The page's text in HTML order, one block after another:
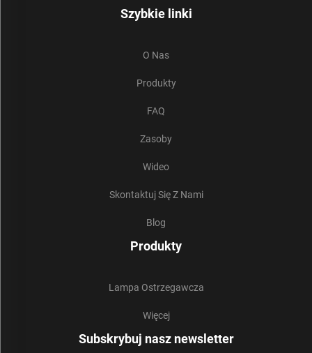
Szybkie linki
O Nas
Produkty
FAQ
Zasoby
Wideo
Skontaktuj Się Z Nami
Blog
Produkty
Lampa Ostrzegawcza
Więcej
Subskrybuj nasz newsletter